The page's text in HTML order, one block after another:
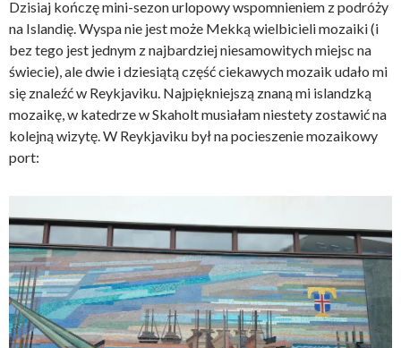
Dzisiaj kończę mini-sezon urlopowy wspomnieniem z podróży
na Islandię. Wyspa nie jest może Mekką wielbicieli mozaiki (i
bez tego jest jednym z najbardziej niesamowitych miejsc na
świecie), ale dwie i dziesiątą część ciekawych mozaik udało mi
się znaleźć w Reykjaviku. Najpiękniejszą znaną mi islandzką
mozaikę, w katedrze w Skaholt musiałam niestety zostawić na
kolejną wizytę. W Reykjaviku był na pocieszenie mozaikowy
port: